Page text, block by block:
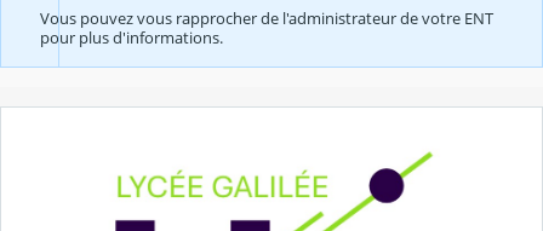
Vous pouvez vous rapprocher de l'administrateur de votre ENT
pour plus d'informations.